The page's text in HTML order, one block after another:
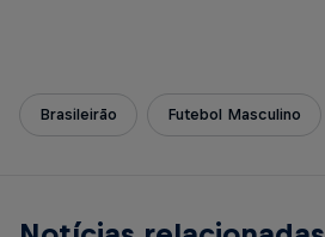
Brasileirão Futebol Masculino